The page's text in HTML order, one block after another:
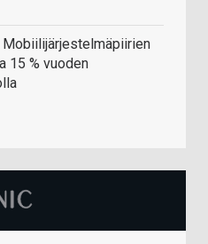
Mobiilijärjestelmäpiirien
15 % vuoden